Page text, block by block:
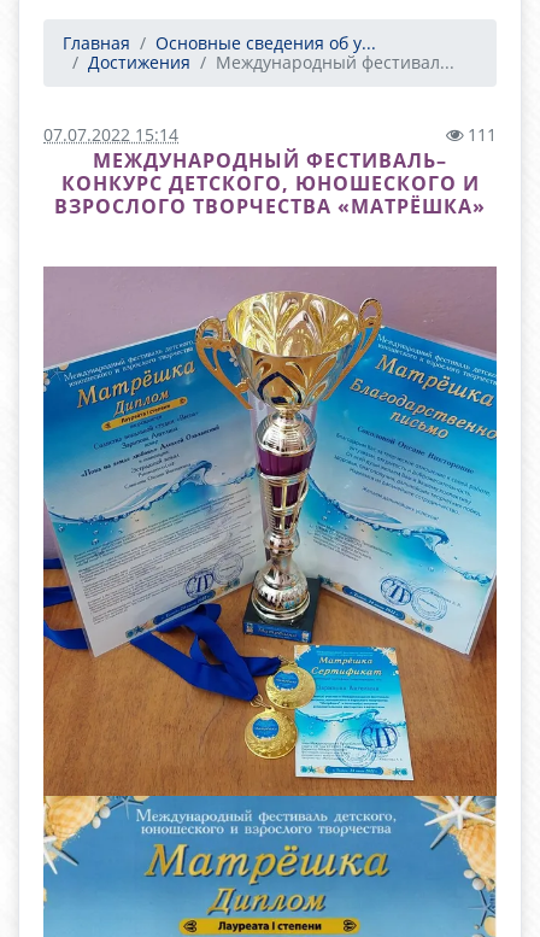
Главная
Основные сведения об у...
Достижения
Международный фестивал...
07.07.2022 15:14 111
МЕЖДУНАРОДНЫЙ ФЕСТИВАЛЬ–
КОНКУРС ДЕТСКОГО, ЮНОШЕСКОГО И
ВЗРОСЛОГО ТВОРЧЕСТВА «МАТРЁШКА»